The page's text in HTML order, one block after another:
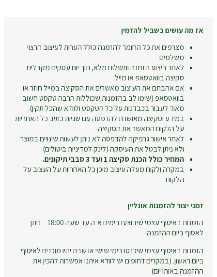
אז מה עושים בשביל להזמין
מצרפים את כל החומר להזמנה כולל הערות לעיצוב הרצוי
משלמים
לאחר ביצוע הזמנה ותשלום מלא, תוך יום עסקים מקבלים
סקיצה בוואטסאפ או מייל.
אם אהבתם את העיצוב מאשרים את הסקיצה במייל חוזר או
בוואטסאפ (שימו לב בהזמנות שכוללות הרבה טקסט חשוב
מאוד לעבור בכבדנות על כל הטקסט ולוודא שהכל תקין).
במידע וסקיצה מאושרת להדפסה עם שגיות כתיב כל האחריות
על הלקוח המאשר את הסקיצה.
לאחר אישור גרפיקה להדפסה לא ניתן לעשות שינויים במוצר
ולא ניתן לבטל את העיסקה (לינק למדיניות ביטולים)
המחיר כולל הכנת סקיצה 1 ועד 3 סבבי תיקונים.
במקרה ולקוח מעלה עיצוב מוכן כל האחריות על העצוב על
הלקוח
זמני יצור להזמנות אונליין
הזמנות באיסוף עצמי שיבוצעו בימים א-ה עד שעה 18:00 – ניתן
לאסוף ביום ההזמנה.
הזמנות באיסוף עצמי שיכנסו בימי שישי או שבת יהיו מוכנים לאיסוף
ביום ראשון. (במקרים דחופים יש לוודא איתנו אפשרות להכין את
ההזמנה באותו יום)